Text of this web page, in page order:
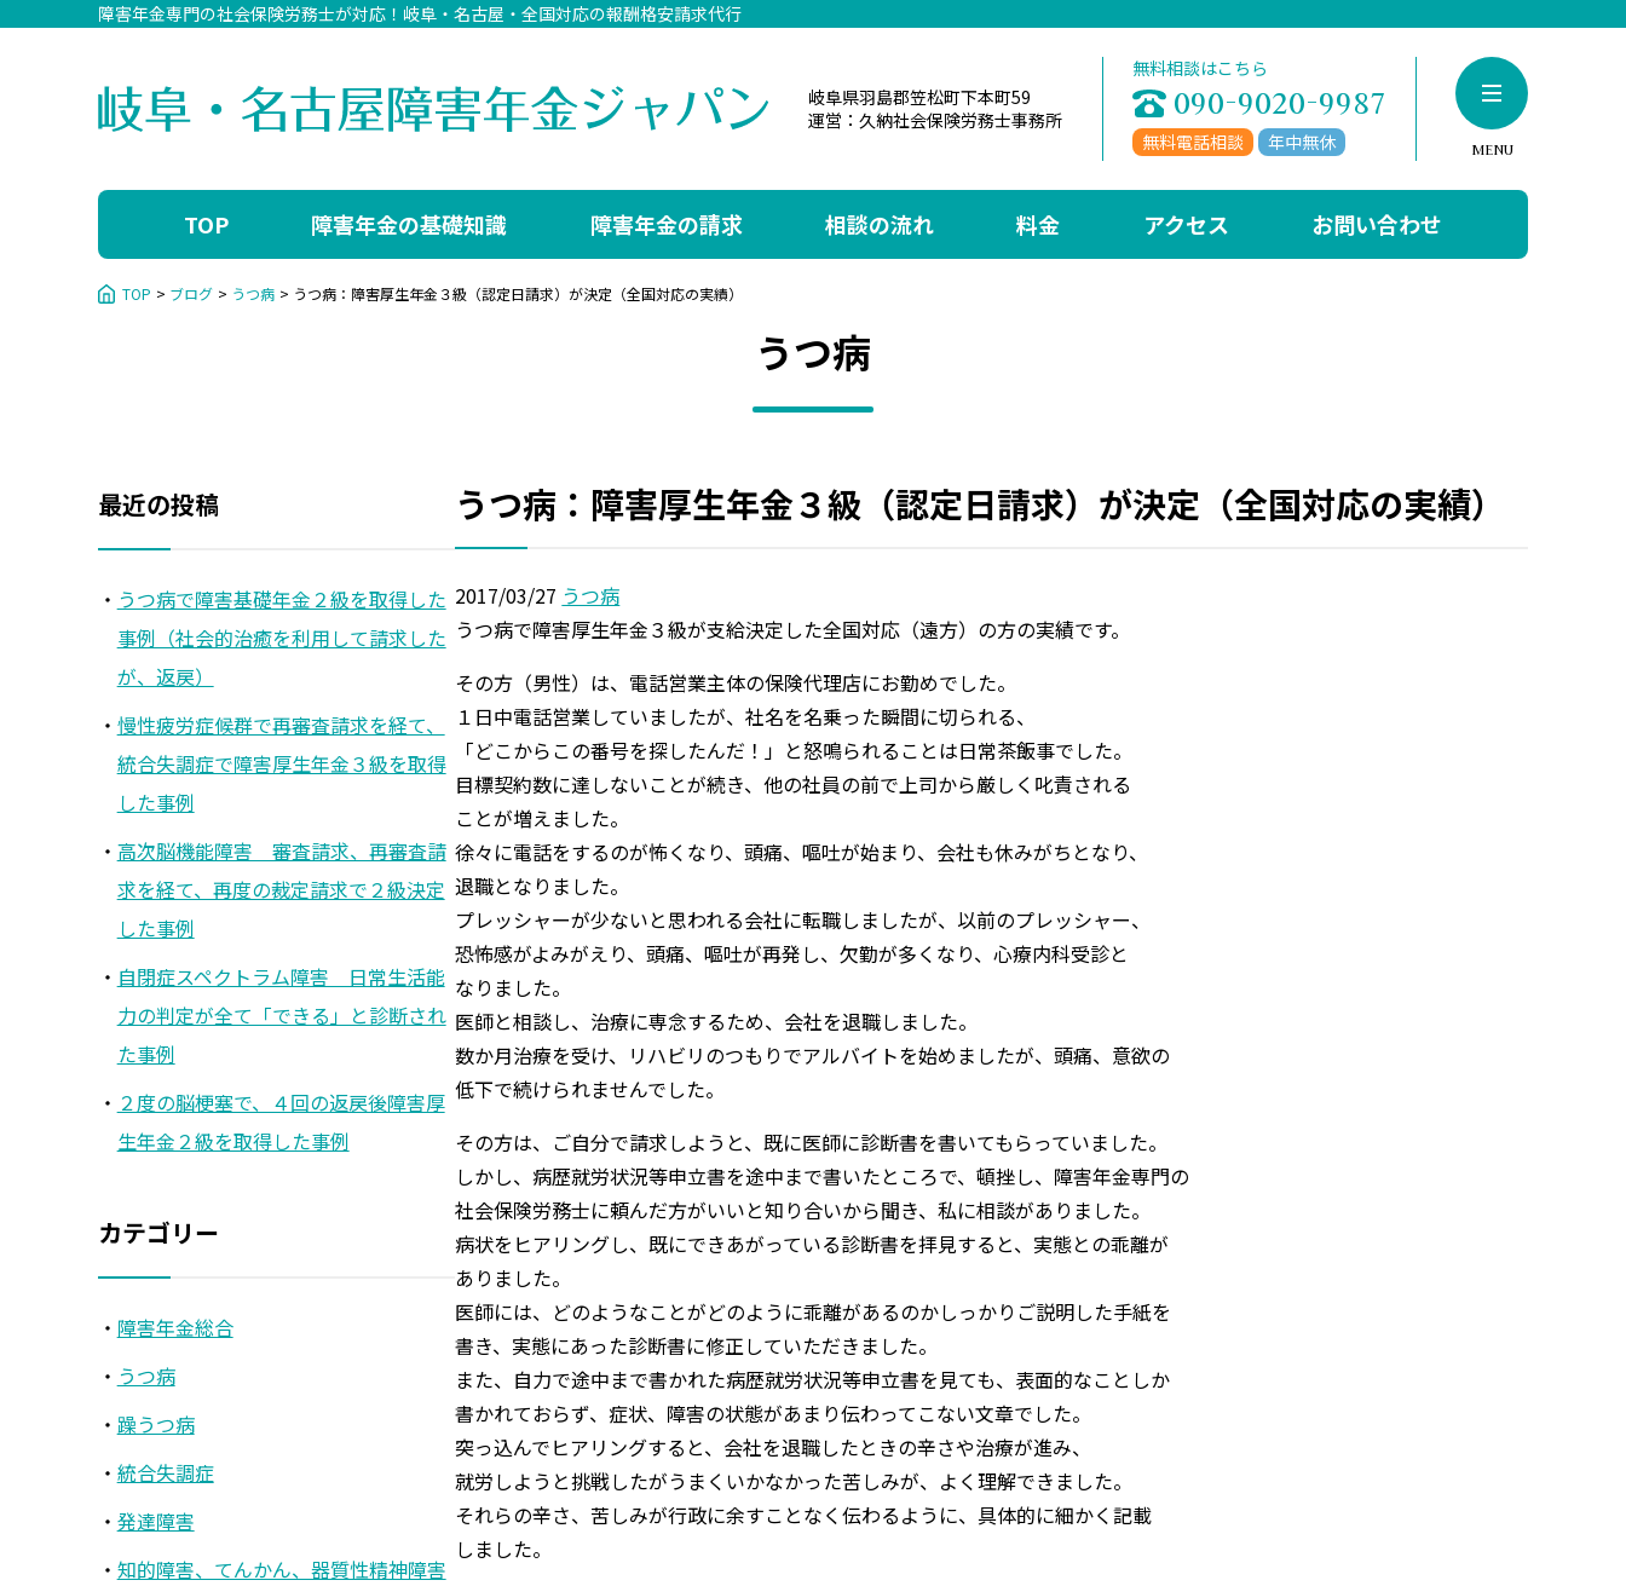
障害年金専門の社会保険労務士が対応！岐阜・名古屋・全国対応の報酬格安請求代行
岐阜県羽島郡笠松町下本町59
運営：久納社会保険労務士事務所
無料相談はこちら
090-9020-9987
無料電話相談 年中無休
当事務所について
障害年金の請求について
受給事例
発達障害
知的障害、てんかん、器質性精神障害
難病・がん・その他
障害年金の基礎知識
MENU
TOP 障害年金の基礎知識 障害年金の請求 相談の流れ 料金 アクセス お問い合わせ
TOP ブログ うつ病 うつ病：障害厚生年金３級（認定日請求）が決定（全国対応の実績）
うつ病
うつ病：障害厚生年金３級（認定日請求）が決定（全国対応の実績）
2017/03/27 うつ病
うつ病で障害厚生年金３級が支給決定した全国対応（遠方）の方の実績です。
その方（男性）は、電話営業主体の保険代理店にお勤めでした。
１日中電話営業していましたが、社名を名乗った瞬間に切られる、
「どこからこの番号を探したんだ！」と怒鳴られることは日常茶飯事でした。
目標契約数に達しないことが続き、他の社員の前で上司から厳しく叱責される
ことが増えました。
徐々に電話をするのが怖くなり、頭痛、嘔吐が始まり、会社も休みがちとなり、
退職となりました。
プレッシャーが少ないと思われる会社に転職しましたが、以前のプレッシャー、
恐怖感がよみがえり、頭痛、嘔吐が再発し、欠勤が多くなり、心療内科受診と
なりました。
医師と相談し、治療に専念するため、会社を退職しました。
数か月治療を受け、リハビリのつもりでアルバイトを始めましたが、頭痛、意欲の
低下で続けられませんでした。
その方は、ご自分で請求しようと、既に医師に診断書を書いてもらっていました。
しかし、病歴就労状況等申立書を途中まで書いたところで、頓挫し、障害年金専門の
社会保険労務士に頼んだ方がいいと知り合いから聞き、私に相談がありました。
病状をヒアリングし、既にできあがっている診断書を拝見すると、実態との乖離が
ありました。
医師には、どのようなことがどのように乖離があるのかしっかりご説明した手紙を
書き、実態にあった診断書に修正していただきました。
また、自力で途中まで書かれた病歴就労状況等申立書を見ても、表面的なことしか
書かれておらず、症状、障害の状態があまり伝わってこない文章でした。
突っ込んでヒアリングすると、会社を退職したときの辛さや治療が進み、
就労しようと挑戦したがうまくいかなかった苦しみが、よく理解できました。
それらの辛さ、苦しみが行政に余すことなく伝わるように、具体的に細かく記載
しました。
最近の投稿
うつ病で障害基礎年金２級を取得した
事例（社会的治癒を利用して請求した
が、返戻）
慢性疲労症候群で再審査請求を経て、
統合失調症で障害厚生年金３級を取得
した事例
高次脳機能障害 審査請求、再審査請
求を経て、再度の裁定請求で２級決定
した事例
自閉症スペクトラム障害 日常生活能
力の判定が全て「できる」と診断され
た事例
２度の脳梗塞で、４回の返戻後障害厚
生年金２級を取得した事例
カテゴリー
障害年金総合
うつ病
躁うつ病
統合失調症
発達障害
知的障害、てんかん、器質性精神障害